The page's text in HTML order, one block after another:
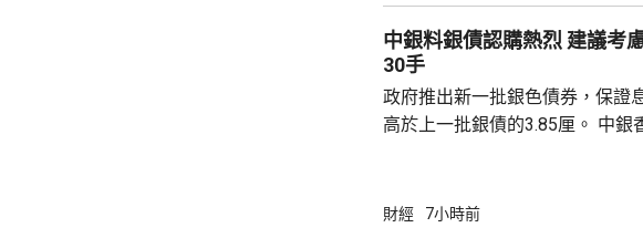
美國採取5項反制措施，包括加
兩用物項對出口管...
中銀料銀債認購熱烈 建議考慮認購20至
30手
政府推出新一批銀色債券，保證
高於上一批銀債的3.85厘。 中銀香港個人金融
帶動股市和債市波動，令風險較
財經 7小時前